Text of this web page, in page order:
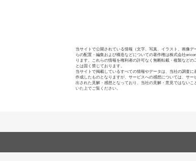
当サイトで公開されている情報（文字、写真、イラスト、画像デ
らの配置・編集および構造などについての著作権は株式会社
ります。これらの情報を権利者の許可なく無断転載・複製などの
とは固く禁じております。
当サイトで掲載しているすべての情報やデータは、当社の調査に
作成したものとなりますが、サービスへの感想については、サー
出された見解・感想となっており、当社の見解・意見ではないこ
いた上でご覧ください。